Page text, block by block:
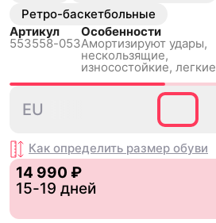
Ретро-баскетбольные
Артикул
553558-053
Особенности
Амортизируют удары,
нескользящиe,
износостойкие, легкие
EU
Как определить размер обуви
14 990 ₽
15-19 дней